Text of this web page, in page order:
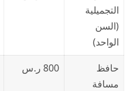
التجميلية
(السن
الواحد)
حافظ
مسافة
800 ر.س